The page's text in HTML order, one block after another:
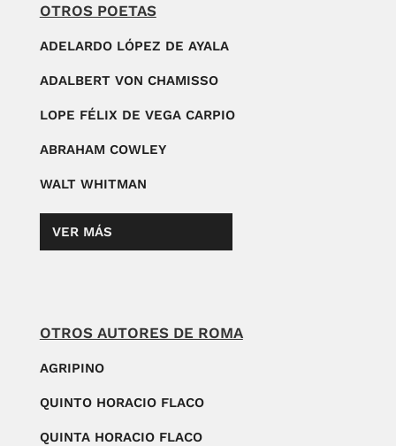
OTROS POETAS
ADELARDO LÓPEZ DE AYALA
ADALBERT VON CHAMISSO
LOPE FÉLIX DE VEGA CARPIO
ABRAHAM COWLEY
WALT WHITMAN
VER MÁS
OTROS AUTORES DE ROMA
AGRIPINO
QUINTO HORACIO FLACO
QUINTA HORACIO FLACO